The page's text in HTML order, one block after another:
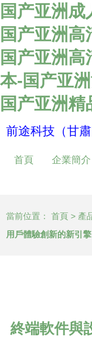
国产亚洲
国产亚洲
国产亚洲高
本-国产亚
国产亚洲
前途科技（甘
首頁 企業簡介
當前位置： 首頁 > 產
用戶體驗創新的新引擎
終端軟件與